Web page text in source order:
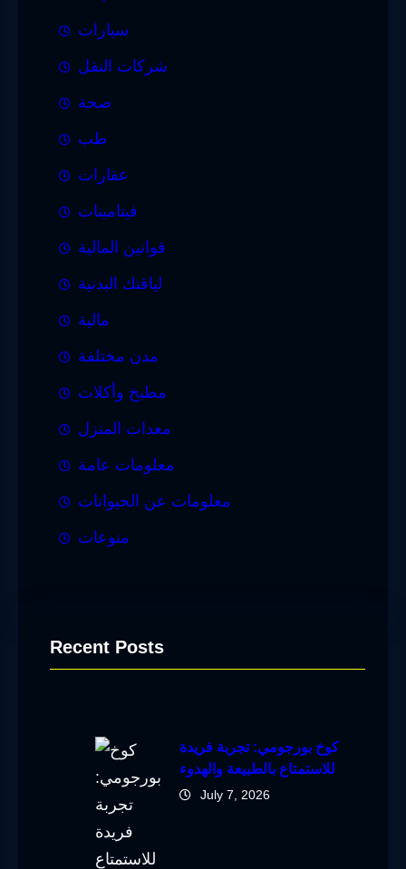
سيارات
شركات النقل
صحة
طب
عقارات
فيتامينات
قوانين المالية
لياقتك البدنية
مالية
مدن مختلفة
مطبخ وأكلات
معدات المنزل
معلومات عامة
معلومات عن الحيوانات
منوعات
Recent Posts
كوخ بورجومي: تجربة فريدة
للاستمتاع بالطبيعة والهدوء
July 7, 2026